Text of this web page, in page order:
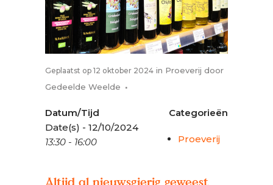
Geplaatst op 12 oktober 2024 in Proeverij door
Gedeelde Weelde
Categorieën
Proeverij
Datum/Tijd
Date(s) - 12/10/2024
13:30 - 16:00